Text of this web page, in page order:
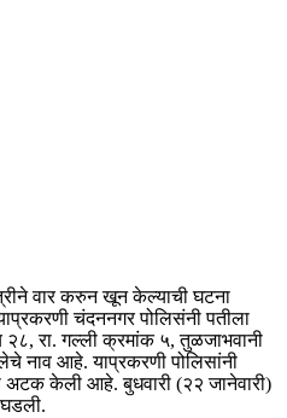
वार करुन खून केल्याची घटना
चंदननगर पोलिसंनी पतीला
रा. गल्ली क्रमांक ५, तुळजाभवानी
नाव आहे. याप्रकरणी पोलिसांनी
अटक केली आहे. बुधवारी (२२ जानेवारी)
घडली.